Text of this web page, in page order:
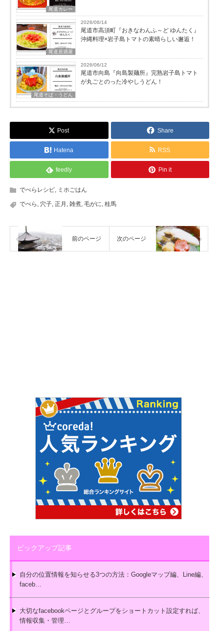
尾道カレー
尾道居酒屋
2026/06/14
尾道市高須町『おきなわんふ～ど ゆんたく』
沖縄料理×岩子島トマトの素晴らしい邂逅！
尾道そば・うどん
2026/06/12
尾道市向島『向島製麺所』完熟岩子島トマト
が丸ごとのった冷やしうどん！
Post Share
Hatena RSS
feedly Pin it
でべらレシピ, ミホごはん
でべら , 穴子, 正月 , 雑煮, 毛がに, 桂馬
前のページ 次のページ
ピックアップ記事
自分の位置情報を知らせる3つの方法：Googleマップ編、Line編、
faceb…
大切なfacebookページとグループをショートカット設定すれば、
情報収集・管理…